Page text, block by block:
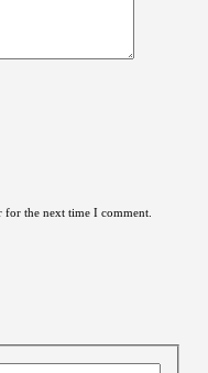
for the next time I comment.